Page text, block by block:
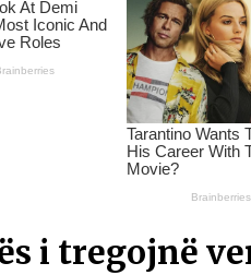
i tregojnë